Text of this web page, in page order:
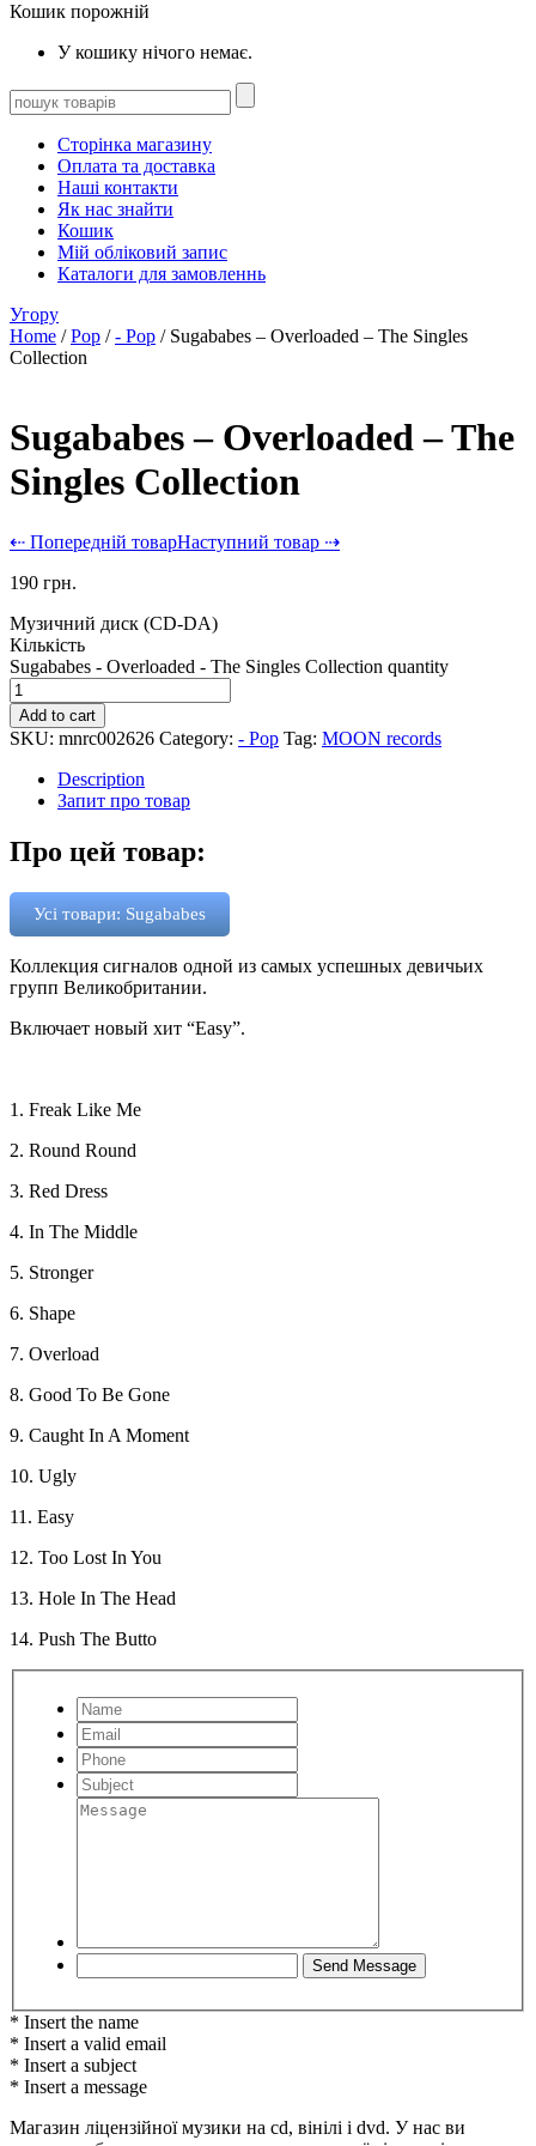
Кошик порожній
У кошику нічого немає.
Сторінка магазину
Оплата та доставка
Наші контакти
Як нас знайти
Кошик
Мій обліковий запис
Каталоги для замовленнь
Угору
Home /Pop /- Pop / Sugababes – Overloaded – The Singles
Collection
Sugababes – Overloaded – The
Singles Collection
⇠ Попередній товарНаступний товар ⇢
190 грн.
Музичний диск (CD-DA)
Кількість
Sugababes - Overloaded - The Singles Collection quantity
Add to cart
SKU: mnrc002626 Category: - Pop Tag: MOON records
Description
Запит про товар
Про цей товар:
Усі товари: Sugababes
Коллекция сигналов одной из самых успешных девичьих
групп Великобритании.
Включает новый хит “Easy”.
1. Freak Like Me
2. Round Round
3. Red Dress
4. In The Middle
5. Stronger
6. Shape
7. Overload
8. Good To Be Gone
9. Caught In A Moment
10. Ugly
11. Easy
12. Too Lost In You
13. Hole In The Head
14. Push The Butto
* Insert the name
* Insert a valid email
* Insert a subject
* Insert a message
Магазин ліцензійної музики на cd, вінілі і dvd. У нас ви